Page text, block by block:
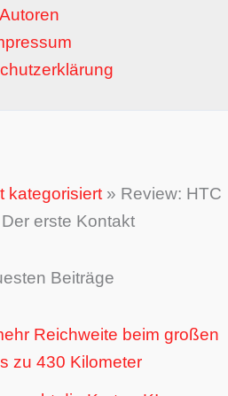
Autoren
kategorisiert » Review: HTC
erste Kontakt
Beiträge
Reichweite beim großen
zu 430 Kilometer